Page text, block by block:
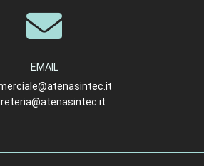
EMAIL